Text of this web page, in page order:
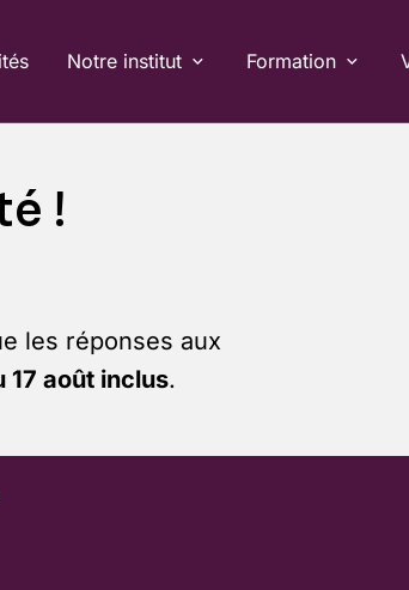
Notre institut Formation
!
les réponses aux
17 août inclus.